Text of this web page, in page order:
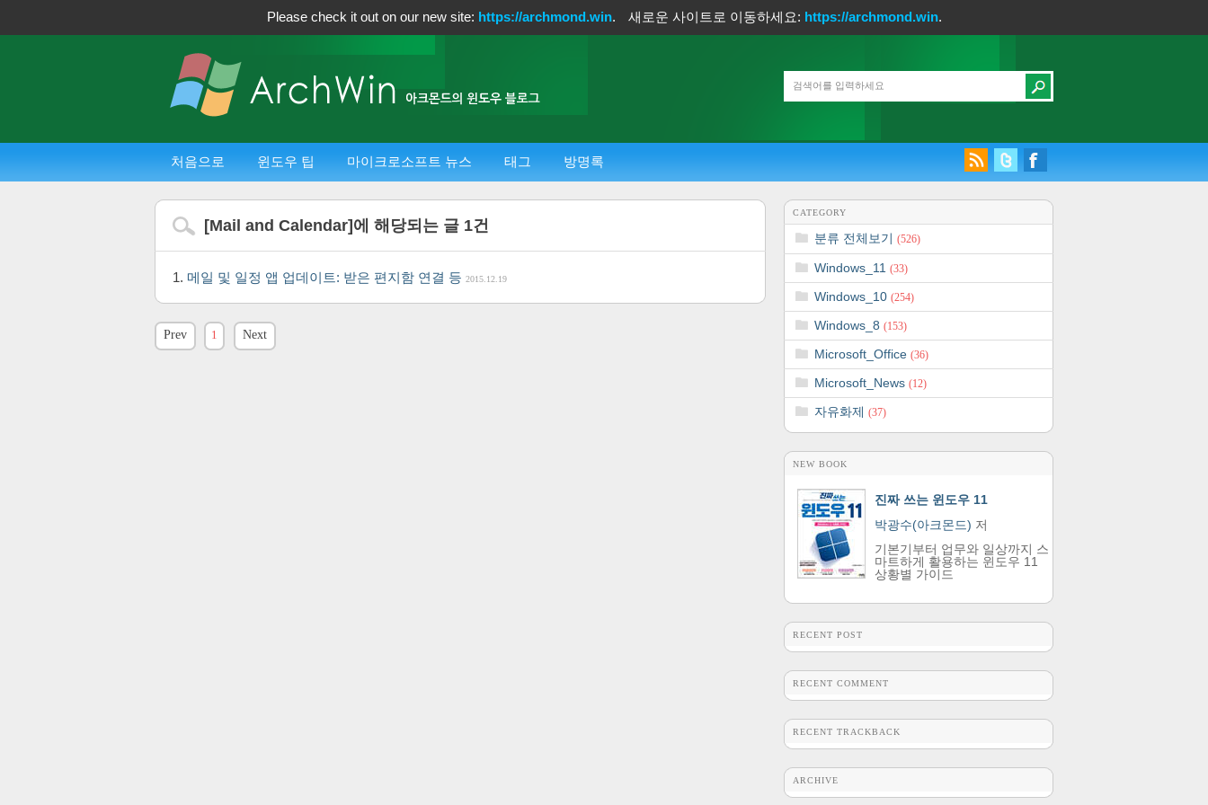
Please check it out on our new site: https://archmond.win. 새로운 사이트로 이동하세요: https://archmond.win.
처음으로 윈도우 팁 마이크로소프트 뉴스 태그 방명록
[Mail and Calendar]에 해당되는 글 1건
메일 및 일정 앱 업데이트: 받은 편지함 연결 등 2015.12.19
Prev 1 Next
CATEGORY
분류 전체보기 (526)
Windows_11 (33)
Windows_10 (254)
Windows_8 (153)
Microsoft_Office (36)
Microsoft_News (12)
자유화제 (37)
NEW BOOK
진짜 쓰는 윈도우 11
박광수(아크몬드) 저
기본기부터 업무와 일상까지 스
마트하게 활용하는 윈도우 11
상황별 가이드
RECENT POST
RECENT COMMENT
RECENT TRACKBACK
ARCHIVE